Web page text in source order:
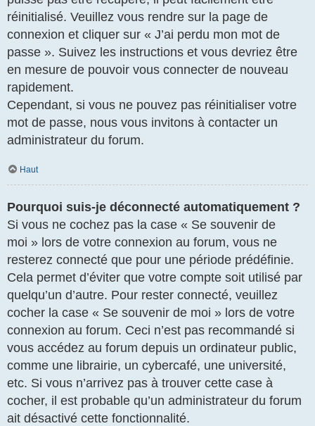
réinitialisé. Veuillez vous rendre sur la page de
connexion et cliquer sur « J’ai perdu mon mot de
passe ». Suivez les instructions et vous devriez être
en mesure de pouvoir vous connecter de nouveau
rapidement.
Cependant, si vous ne pouvez pas réinitialiser votre
mot de passe, nous vous invitons à contacter un
administrateur du forum.
Haut
Pourquoi suis-je déconnecté automatiquement ?
Si vous ne cochez pas la case « Se souvenir de
moi » lors de votre connexion au forum, vous ne
resterez connecté que pour une période prédéfinie.
Cela permet d’éviter que votre compte soit utilisé par
quelqu’un d’autre. Pour rester connecté, veuillez
cocher la case « Se souvenir de moi » lors de votre
connexion au forum. Ceci n’est pas recommandé si
vous accédez au forum depuis un ordinateur public,
comme une librairie, un cybercafé, une université,
etc. Si vous n’arrivez pas à trouver cette case à
cocher, il est probable qu’un administrateur du forum
ait désactivé cette fonctionnalité.